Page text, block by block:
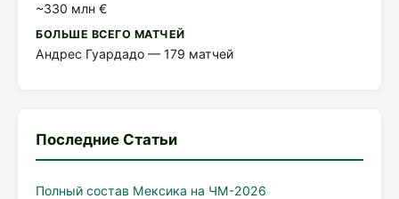
~330 млн €
БОЛЬШЕ ВСЕГО МАТЧЕЙ
Андрес Гуардадо — 179 матчей
Последние Статьи
Полный состав Мексика на ЧМ-2026